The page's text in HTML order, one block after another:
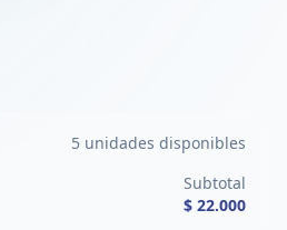
5 unidades disponibles
Subtotal
$ 22.000